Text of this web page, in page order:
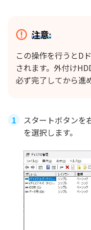
注意:
この操作を行うとD
されます。外付け
必ず完了してから進
スタートボタンを
を選択します。